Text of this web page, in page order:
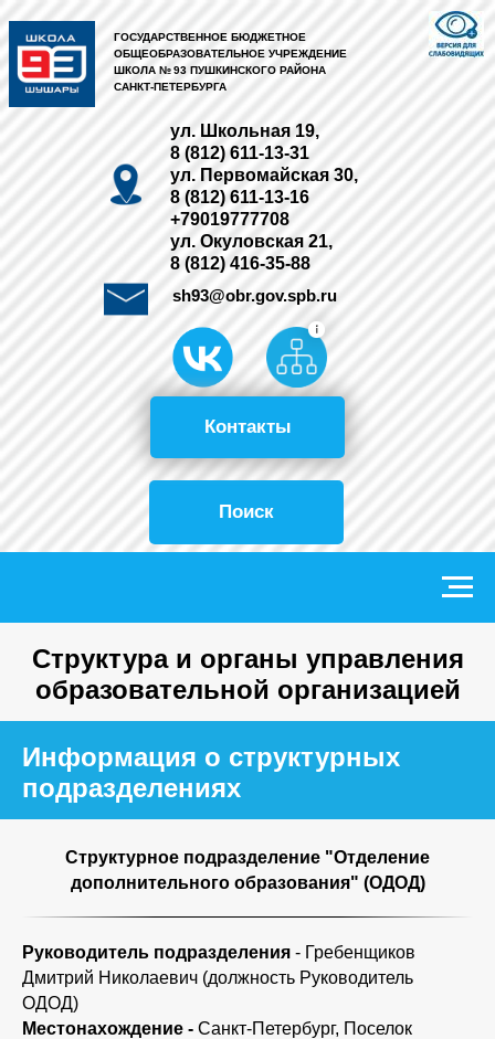
ГОСУДАРСТВЕННОЕ БЮДЖЕТНОЕ
ОБЩЕОБРАЗОВАТЕЛЬНОЕ УЧРЕЖДЕНИЕ
ШКОЛА № 93 ПУШКИНСКОГО РАЙОНА
САНКТ-ПЕТЕРБУРГА
ул. Школьная 19,
8 (812) 611-13-31
ул. Первомайская 30,
8 (812) 611-13-16
+79019777708
ул. Окуловская 21,
8 (812) 416-35-88
sh93@obr.gov.spb.ru
Поиск
Контакты
Структура и органы управления
образовательной организацией
Информация о структурных
подразделениях
Структурное подразделение "Отделение
дополнительного образования" (ОДОД)
Руководитель подразделения - Гребенщиков
Дмитрий Николаевич (должность Руководитель
ОДОД)
Местонахождение - Санкт-Петербург, Поселок